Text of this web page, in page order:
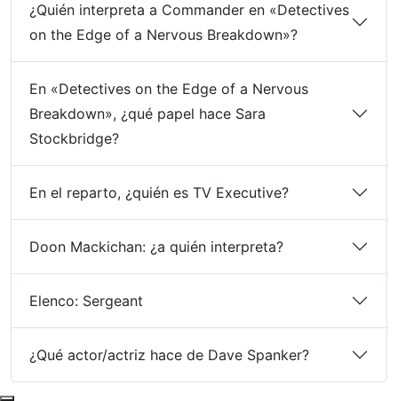
¿Quién interpreta a Commander en «Detectives
on the Edge of a Nervous Breakdown»?
En «Detectives on the Edge of a Nervous
Breakdown», ¿qué papel hace Sara
Stockbridge?
En el reparto, ¿quién es TV Executive?
Doon Mackichan: ¿a quién interpreta?
Elenco: Sergeant
¿Qué actor/actriz hace de Dave Spanker?